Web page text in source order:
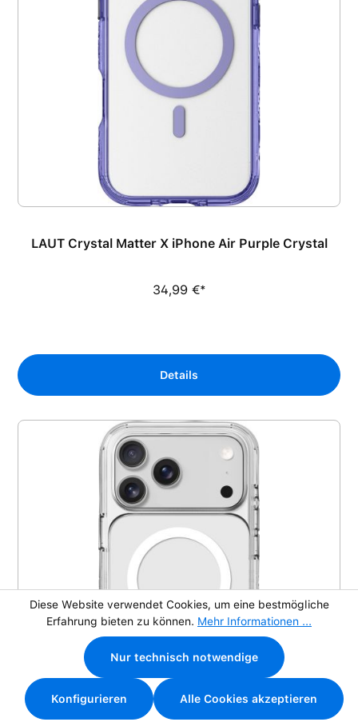
LAUT Crystal Matter X iPhone Air Purple Crystal
34,99 €*
Details
Diese Website verwendet Cookies, um eine bestmögliche
Erfahrung bieten zu können. Mehr Informationen ...
Nur technisch notwendige
Konfigurieren Alle Cookies akzeptieren